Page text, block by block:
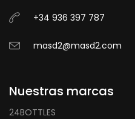
+34 936 397 787
masd2@masd2.com
Nuestras marcas
24BOTTLES